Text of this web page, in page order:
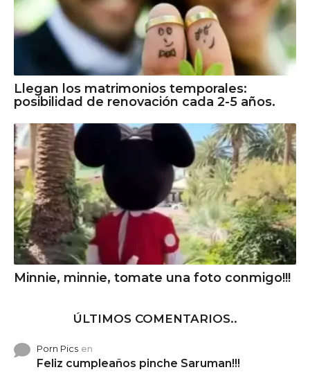
Llegan los matrimonios temporales:
posibilidad de renovación cada 2-5 años.
Minnie, minnie, tomate una foto conmigo!!!
ÚLTIMOS COMENTARIOS..
Porn Pics en
Feliz cumpleaños pinche Saruman!!!